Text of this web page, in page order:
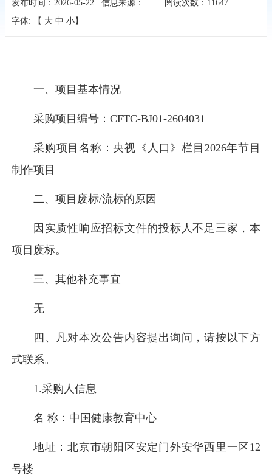
发布时间：2026-05-22 信息来源： 阅读次数： 11647
字体: 【 大 中 小】
一、项目基本情况
采购项目编号：CFTC-BJ01-2604031
采购项目名称：央视《人口》栏目2026年节目
制作项目
二、项目废标/流标的原因
因实质性响应招标文件的投标人不足三家，本
项目废标。
三、其他补充事宜
无
四、凡对本次公告内容提出询问，请按以下方
式联系。
1.采购人信息
名 称：中国健康教育中心
地址：北京市朝阳区安定门外安华西里一区12
号楼